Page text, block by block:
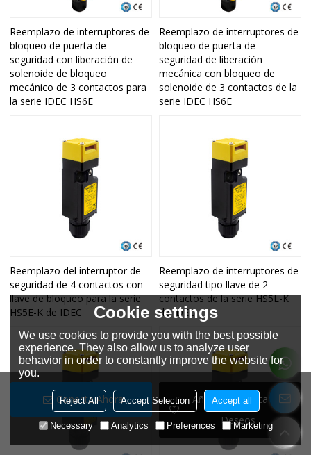
Conecta Ahora
Añadir A La Lista De
Deseos
Reemplazo de interruptores de
bloqueo de puerta de
seguridad con liberación de
solenoide de bloqueo
mecánico de 3 contactos para
la serie IDEC HS6E
Reemplazo de interruptores de
bloqueo de puerta de
seguridad de liberación
mecánica con bloqueo de
solenoide de 3 contactos de la
serie IDEC HS6E
Reemplazo del interruptor de
seguridad de 4 contactos con
llave de bloqueo para la serie
HS5E-K de IDEC
Reemplazo de interruptores de
seguridad tipo llave de 2
contactos de la serie HS5L-K
de IDEC
Cookie settings
We use cookies to provide you with the best possible
experience. They also allow us to analyze user
behavior in order to constantly improve the website for
you.
Reject All Accept Selection Accept all
Necessary Analytics Preferences Marketing